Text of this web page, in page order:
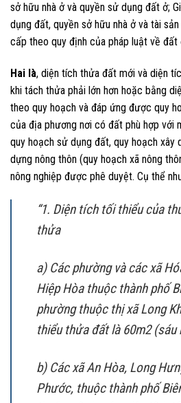
sở hữu nhà ở và quyền sử dụng đất ở;
dụng đất, quyền sở hữu nhà ở và tài
cấp theo quy định của pháp luật về đất
Hai là, diện tích thửa đất mới và diện
khi tách thửa phải lớn hơn hoặc bằng
theo quy hoạch và đáp ứng được quy
của địa phương nơi có đất phù hợp với
quy hoạch sử dụng đất, quy hoạch xây
dựng nông thôn (quy hoạch xã nông
nông nghiệp được phê duyệt. Cụ thể
“1. Diện tích tối thiểu của
thửa
a) Các phường và các xã
Hiệp Hòa thuộc thành phố
phường thuộc thị xã Long
thiểu thửa đất là 60m2
b) Các xã An Hòa, Long
Phước, thuộc thành phố